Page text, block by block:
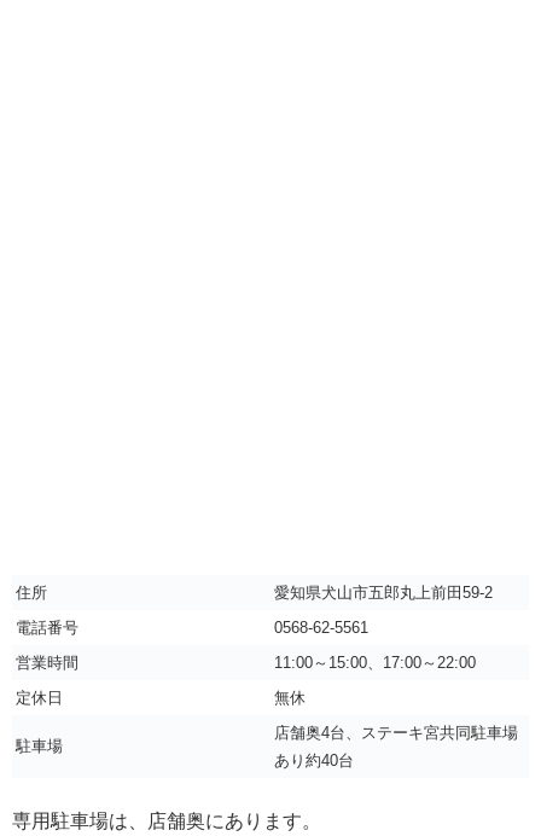
住所
愛知県犬山市五郎丸上前田59-2
電話番号
0568-62-5561
営業時間
11:00～15:00、17:00～22:00
定休日
無休
駐車場
店舗奥4台、ステーキ宮共同駐車場
あり約40台
専用駐車場は、店舗奥にあります。